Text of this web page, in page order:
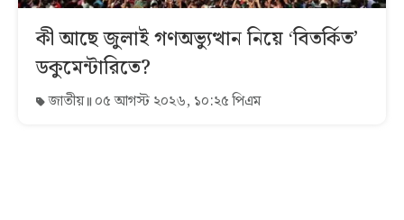
কী আছে জুলাই গণঅভ্যুত্থান নিয়ে ‘বিতর্কিত’
ডকুমেন্টারিতে?
জাতীয় ০৫ আগস্ট ২০২৬, ১০:২৫ পিএম